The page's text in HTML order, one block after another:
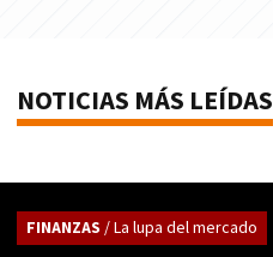
NOTICIAS MÁS LEÍDAS
FINANZAS / La lupa del mercado